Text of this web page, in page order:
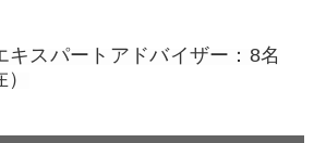
スパートアドバイザー：8名